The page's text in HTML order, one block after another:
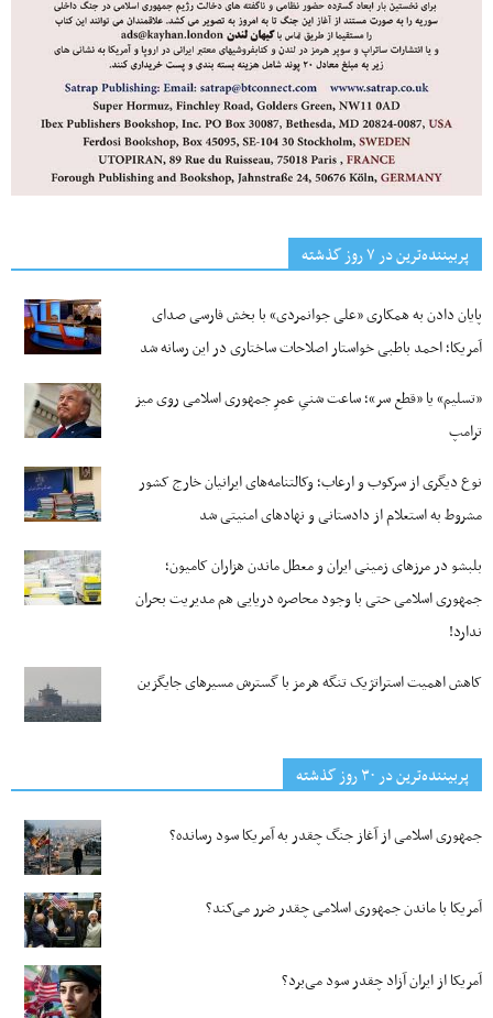
پربیننده‌ترین‌ در ۷ روز گذشته
پایان دادن به همکاری «علی جوانمردی» با بخش فارسی صدای
آمریکا؛ احمد باطبی خواستار اصلاحات ساختاری در این رسانه شد
«تسلیم» یا «قطع سر»؛ ساعت شنیِ عمرِ جمهوری اسلامی روی میز
ترامپ
نوع دیگری از سرکوب و ارعاب؛ وکالتنامه‌های ایرانیان خارج کشور
مشروط به استعلام از دادستانی و نهادهای امنیتی شد
بلبشو در مرزهای زمینی ایران و معطل ماندن هزاران کامیون؛
جمهوری اسلامی حتی با وجود محاصره دریایی هم مدیریت بحران
ندارد!
کاهش اهمیت استراتژیک تنگه‌ هرمز با گسترش مسیرهای جایگزین
پربیننده‌ترین‌ در ۳۰ روز گذشته
جمهوری اسلامی از آغاز جنگ چقدر به آمریکا سود رسانده؟
آمریکا با ماندن جمهوری اسلامی چقدر ضرر می‌کند؟
آمریکا از ایران آزاد چقدر سود می‌برد؟